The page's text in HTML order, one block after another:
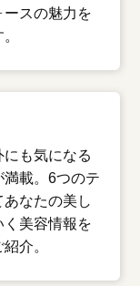
ースの魅力を
にも気になる
満載。6つのテ
なたの美し
く美容情報を
介。